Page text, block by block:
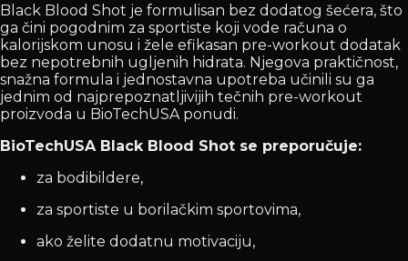
Black Blood Shot je formulisan bez dodatog šećera, što
ga čini pogodnim za sportiste koji vode računa o
kalorijskom unosu i žele efikasan pre-workout dodatak
bez nepotrebnih ugljenih hidrata. Njegova praktičnost,
snažna formula i jednostavna upotreba učinili su ga
jednim od najprepoznatljivijih tečnih pre-workout
proizvoda u BioTechUSA ponudi.
BioTechUSA Black Blood Shot se preporučuje:
za bodibildere,
za sportiste u borilačkim sportovima,
ako želite dodatnu motivaciju,